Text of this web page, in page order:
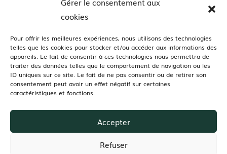
cookies
Pour offrir les meilleures expériences, nous utilisons des technologies
telles que les cookies pour stocker et/ou accéder aux informations des
appareils. Le fait de consentir à ces technologies nous permettra de
traiter des données telles que le comportement de navigation ou les
ID uniques sur ce site. Le fait de ne pas consentir ou de retirer son
consentement peut avoir un effet négatif sur certaines
caractéristiques et fonctions.
Accepter
Refuser
Décoratrice de mariages spécialisée en
Je vous accompagne dans votre projet de décoration de mariage dans :
Orne, Manche, Calvados, Mayenne, Sarthe, Eure, Seine-Maritime
Dans ces jolis domaines de réception :
Champ Delaunay, Grange d’Espins, Manoir de Chivré, Domaine d’Aslan,
des Tours Vauquelin, Domaine de Ronsard, Château des Requêtes,